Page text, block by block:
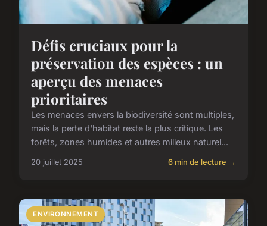
Défis cruciaux pour la
préservation des espèces : un
aperçu des menaces
prioritaires
Les menaces envers la biodiversité sont multiples,
mais la perte d'habitat reste la plus critique. Les
forêts, zones humides et autres milieux naturel...
20 juillet 2025 6 min de lecture →
ENVIRONNEMENT